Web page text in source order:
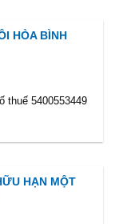
HÒA BÌNH
thuế 5400553449
HẠN MỘT